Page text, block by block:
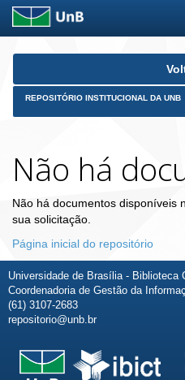
Skip
REPOSITÓRIO INSTITUCIONAL DA UNB
Não há
Não há documentos disponíveis
sua solicitação.
Página inicial do repositório
Universidade de Brasília - Biblioteca
Coordenadoria de Gestão da
(61) 3107-2683
repositorio@unb.br